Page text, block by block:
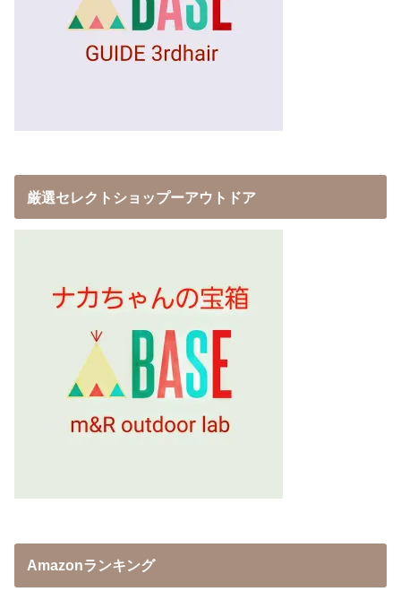
厳選セレクトショップーアウトドア
Amazonランキング